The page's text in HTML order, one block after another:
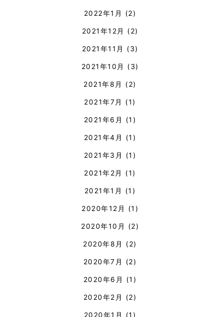
2022年1月 (2)
2021年12月 (2)
2021年11月 (3)
2021年10月 (3)
2021年8月 (2)
2021年7月 (1)
2021年6月 (1)
2021年4月 (1)
2021年3月 (1)
2021年2月 (1)
2021年1月 (1)
2020年12月 (1)
2020年10月 (2)
2020年8月 (2)
2020年7月 (2)
2020年6月 (1)
2020年2月 (2)
2020年1月 (1)